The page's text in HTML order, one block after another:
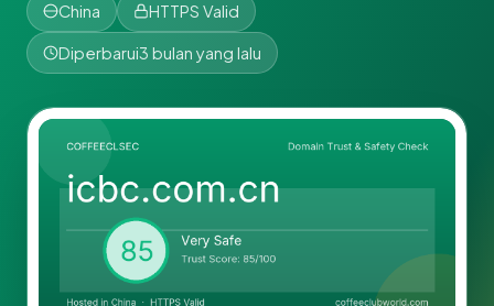
China HTTPS Valid
Diperbarui3 bulan yang lalu